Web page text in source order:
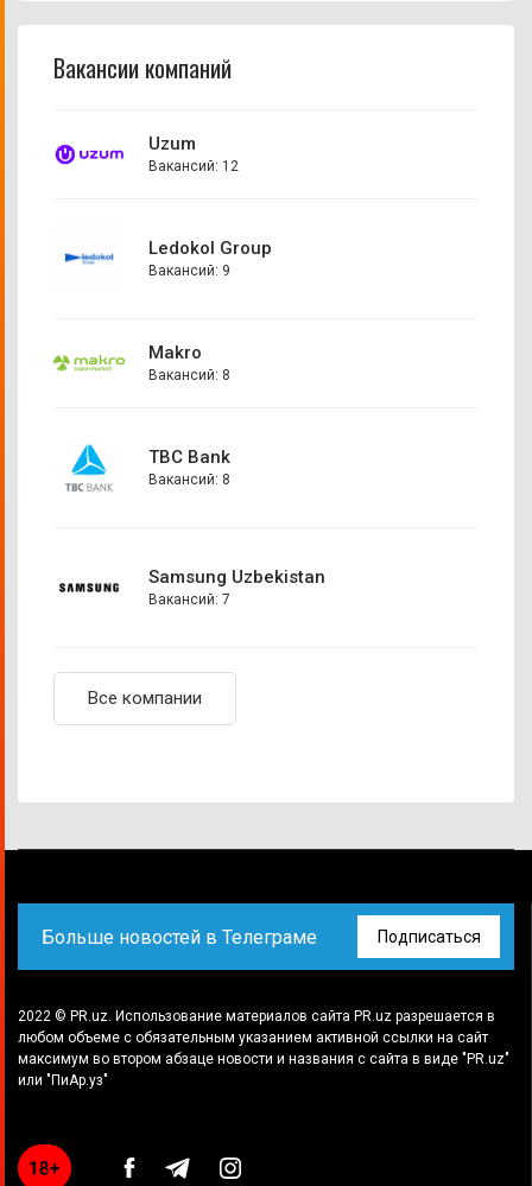
Вакансии компаний
Uzum
Вакансий: 12
Ledokol Group
Вакансий: 9
Makro
Вакансий: 8
TBC Bank
Вакансий: 8
Samsung Uzbekistan
Вакансий: 7
Все компании
Больше новостей в Телеграме Подписаться
2022 © PR.uz. Использование материалов сайта PR.uz разрешается в
любом объеме с обязательным указанием активной ссылки на сайт
максимум во втором абзаце новости и названия с сайта в виде "PR.uz"
или "ПиАр.уз"